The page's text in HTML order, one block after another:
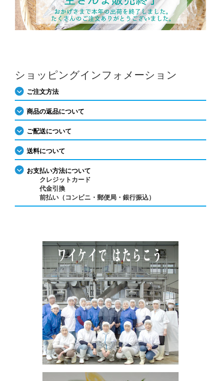
ショッピングインフォメーション
ご注文方法
商品の返品について
ご配送について
送料について
お支払い方法について
クレジットカード
代金引換
前払い（コンビニ・郵便局・銀行振込）